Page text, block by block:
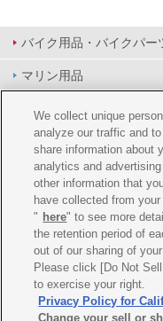
バイク用品・バイクパー
マリン用品
PAS/YPJ用品
その他用品
イベント&エンターテイ
オンラインショップ
企業情報
ご利用規約 推薦環境 プラ
We collect unique
analyze our traffic and
share information about
analytics and
other information that
have collected from
" here" to see more
the retention period of
out of our sharing of
Please click [Do Not
to exercise your right.
Privacy Policy for
Change your sell or